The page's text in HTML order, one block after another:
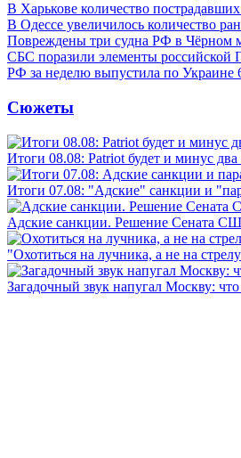
В Харькове количество
В Одессе увеличилось количество
Повреждены три судна РФ в Чёрном
СБС поразили элементы
РФ за неделю выпустила по Украине
Сюжеты
Итоги 08.08: Patriot будет и минус
Итоги 07.08: "Адские" санкции и
Адские санкции. Решение Сената
"Охотиться на лучника, а не на
Загадочный звук напугал Москву: